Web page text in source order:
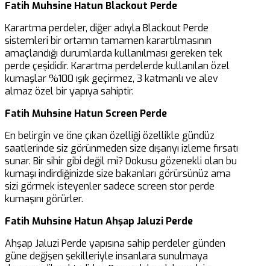
Fatih Muhsine Hatun Blackout Perde
Karartma perdeler, diğer adıyla Blackout Perde
sistemleri bir ortamın tamamen karartılmasının
amaçlandığı durumlarda kullanılması gereken tek
perde çeşididir. Karartma perdelerde kullanılan özel
kumaşlar %100 ışık geçirmez, 3 katmanlı ve alev
almaz özel bir yapıya sahiptir.
Fatih Muhsine Hatun Screen Perde
En belirgin ve öne çıkan özelliği özellikle gündüz
saatlerinde siz görünmeden size dışarıyı izleme fırsatı
sunar. Bir sihir gibi değil mi? Dokusu gözenekli olan bu
kumaşı indirdiğinizde size bakanları görürsünüz ama
sizi görmek isteyenler sadece screen stor perde
kumaşını görürler.
Fatih Muhsine Hatun Ahşap Jaluzi Perde
Ahşap Jaluzi Perde yapısına sahip perdeler günden
güne değişen şekilleriyle insanlara sunulmaya